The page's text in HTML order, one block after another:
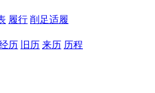
履行 削足适履
历 旧历 来历 历程